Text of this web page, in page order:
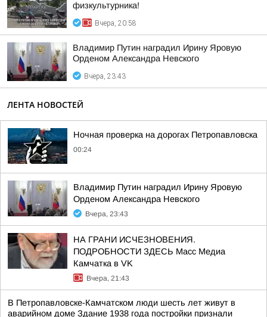
физкультурника!
Вчера, 20:58
Владимир Путин наградил Ирину Яровую
Орденом Александра Невского
Вчера, 23:43
ЛЕНТА НОВОСТЕЙ
Ночная проверка на дорогах Петропавловска
00:24
Владимир Путин наградил Ирину Яровую
Орденом Александра Невского
Вчера, 23:43
НА ГРАНИ ИСЧЕЗНОВЕНИЯ.
ПОДРОБНОСТИ ЗДЕСЬ Масс Медиа
Камчатка в VK
Вчера, 21:43
В Петропавловске-Камчатском люди шесть лет живут в
аварийном доме Здание 1938 года постройки признали